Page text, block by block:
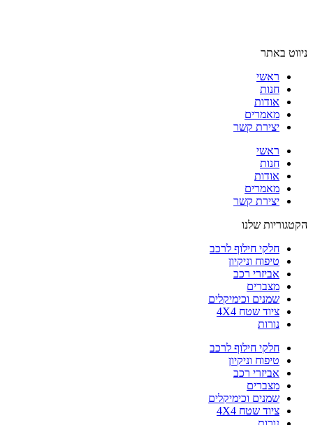
ניווט באתר
ראשי
חנות
אודות
מאמרים
יצירת קשר
ראשי
חנות
אודות
מאמרים
יצירת קשר
הקטגוריות שלנו
חלקי חילוף לרכב
טיפוח וניקיון
אביזרי רכב
מצברים
שמנים וכימיקלים
ציוד שטח 4X4
נורות
חלקי חילוף לרכב
טיפוח וניקיון
אביזרי רכב
מצברים
שמנים וכימיקלים
ציוד שטח 4X4